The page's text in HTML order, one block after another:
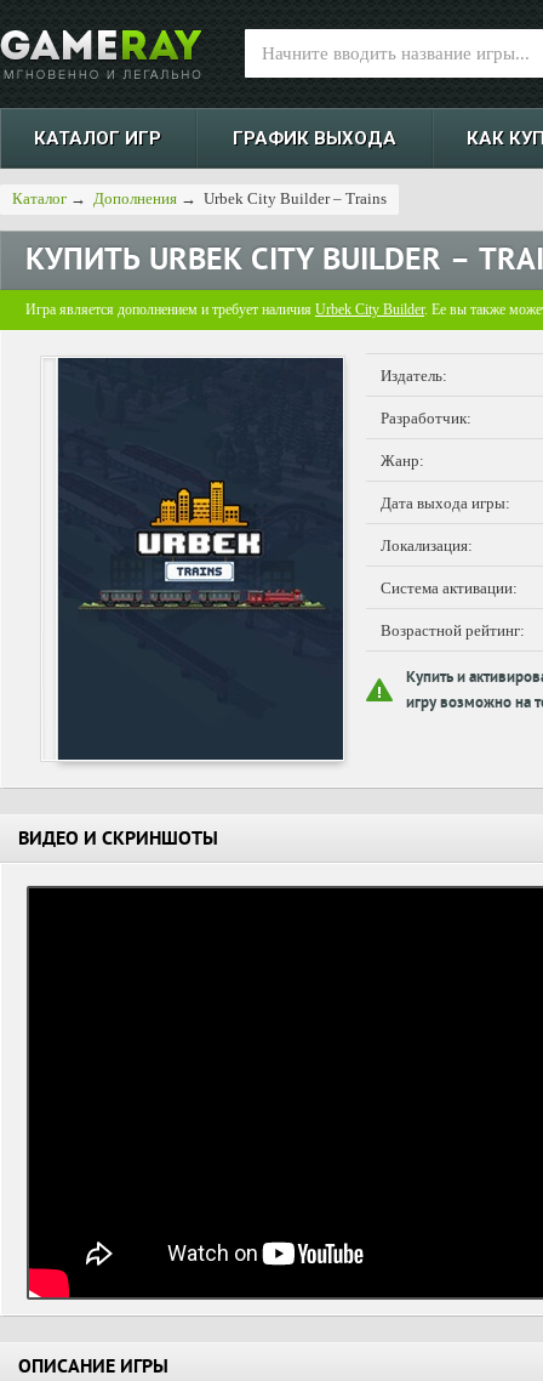
КАТАЛОГ ИГР ГРАФИК ВЫХОДА КАК
Каталог → Дополнения → Urbek City Builder – Trains
КУПИТЬ URBEK CITY BUILDER –
Игра является дополнением и требует наличия Urbek City Builder. Ее вы также
Издатель:
Разработчик:
Жанр:
Дата выхода игры:
Локализация:
Система активации:
Возрастной рейтинг:
Купить и
игру возможно на
ВИДЕО И СКРИНШОТЫ
ОПИСАНИЕ ИГРЫ